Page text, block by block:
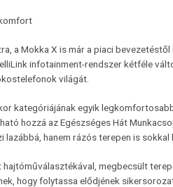
a Mokka X is már a piaci
infotainment-rendszer kétféle
világát.
kategóriájának egyik
hozzá az Egészséges Hát
lazábbá, hanem rázós terepen is
megbecsült
hogy folytassa elődjének